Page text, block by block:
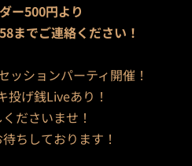
ー500円より
までご連絡ください！
ッションパーティ開催！
投げ銭Liveあり！
ださいませ！
ちしております！